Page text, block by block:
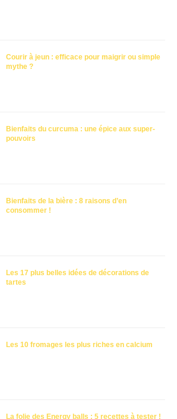
Courir à jeun : efficace pour maigrir ou simple
mythe ?
Bienfaits du curcuma : une épice aux super-
pouvoirs
Bienfaits de la bière : 8 raisons d’en
consommer !
Les 17 plus belles idées de décorations de
tartes
Les 10 fromages les plus riches en calcium
La folie des Energy balls : 5 recettes à tester !